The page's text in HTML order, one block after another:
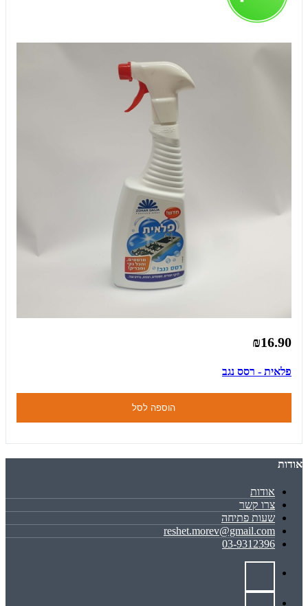
₪16.90
פלאית - רסס נגב
הוספה לסל
אודות
אודות
צרו קשר
שעות פתיחה
reshet.morev@gmail.com
03-9312396